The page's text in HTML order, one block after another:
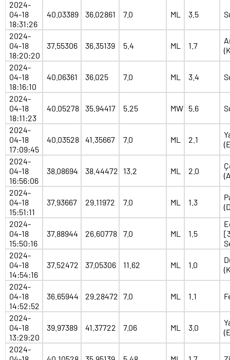
2024-
04-18
18:31:26
40.03389 36.02861 7.0 ML 3.5
2024-
04-18
18:20:20
37.55306 36.35139 5.4 ML 1.7
2024-
04-18
18:16:10
40.06361 36.025 7.0 ML 3.4
2024-
04-18
18:11:23
40.05278 35.94417 5.25 MW 5.6
2024-
04-18
17:09:45
40.03528 41.35667 7.0 ML 2.1
2024-
04-18
16:56:06
38.08694 38.44472 13.2 ML 2.0
2024-
04-18
15:51:11
37.93667 29.11972 7.0 ML 1.3
2024-
04-18
15:50:16
37.88944 26.60778 7.0 ML 1.5
2024-
04-18
14:54:16
37.52472 37.05306 11.62 ML 1.0
2024-
04-18
14:52:52
36.65944 29.28472 7.0 ML 1.1
2024-
04-18
13:29:20
39.97389 41.37722 7.06 ML 3.0
2024-